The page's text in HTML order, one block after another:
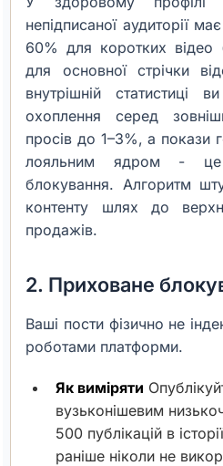
непідписаної аудиторії
60% для коротких відео
для основної стрічки
внутрішній статистиці
охоплення серед
просів до 1–3%, а покази
лояльним ядром - це
блокування. Алгоритм
контенту шлях до
продажів.
2. Приховане
Ваші пости фізично не
роботами платформи.
Як виміряти
вузьконішевим
500 публікацій в
раніше ніколи не